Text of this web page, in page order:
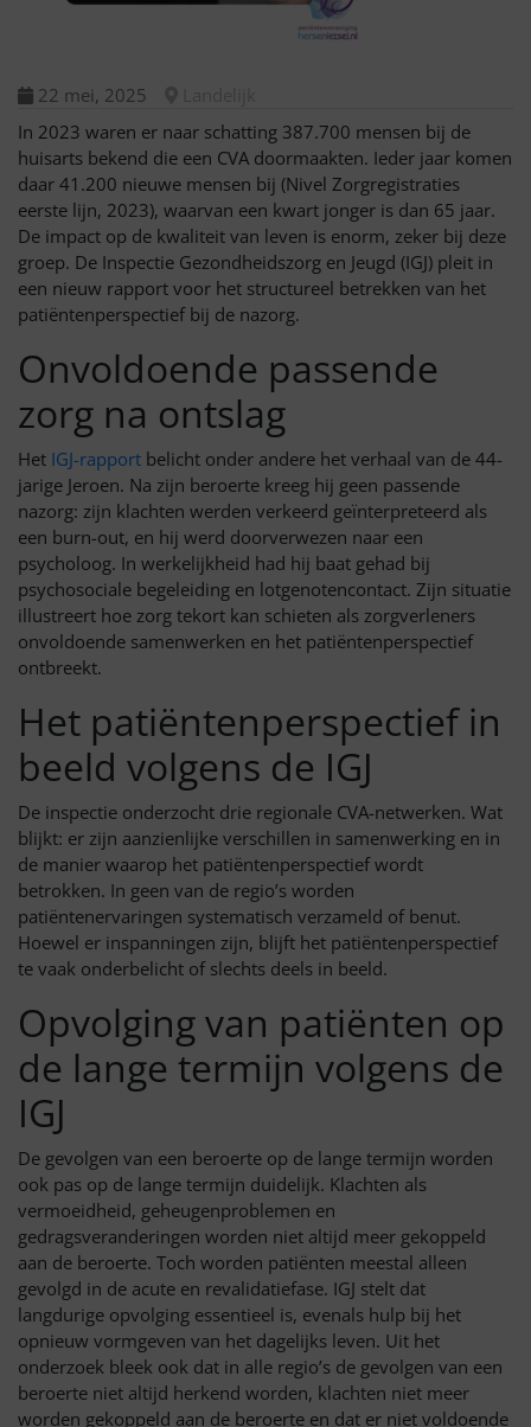
22 mei, 2025
In 2023 waren er naar schatting 387.700 mensen bij de
huisarts bekend die een CVA doormaakten. Ieder jaar komen
daar 41.200 nieuwe mensen bij (Nivel Zorgregistraties
eerste lijn, 2023), waarvan een kwart jonger is dan 65 jaar.
De impact op de kwaliteit van leven is enorm, zeker bij deze
groep. De Inspectie Gezondheidszorg en Jeugd (IGJ) pleit in
een nieuw rapport voor het structureel betrekken van het
patiëntenperspectief bij de nazorg.
Onvoldoende passende
zorg na ontslag
Het IGJ-rapport belicht onder andere het verhaal van de 44-
jarige Jeroen. Na zijn beroerte kreeg hij geen passende
nazorg: zijn klachten werden verkeerd geïnterpreteerd als
een burn-out, en hij werd doorverwezen naar een
psycholoog. In werkelijkheid had hij baat gehad bij
psychosociale begeleiding en lotgenotencontact. Zijn situatie
illustreert hoe zorg tekort kan schieten als zorgverleners
onvoldoende samenwerken en het patiëntenperspectief
ontbreekt.
Het patiëntenperspectief in
beeld volgens de IGJ
De inspectie onderzocht drie regionale CVA-netwerken. Wat
blijkt: er zijn aanzienlijke verschillen in samenwerking en in
de manier waarop het patiëntenperspectief wordt
betrokken. In geen van de regio’s worden
patiëntenervaringen systematisch verzameld of benut.
Hoewel er inspanningen zijn, blijft het patiëntenperspectief
te vaak onderbelicht of slechts deels in beeld.
Opvolging van patiënten op
de lange termijn volgens de
IGJ
De gevolgen van een beroerte op de lange termijn worden
ook pas op de lange termijn duidelijk. Klachten als
vermoeidheid, geheugenproblemen en
gedragsveranderingen worden niet altijd meer gekoppeld
aan de beroerte. Toch worden patiënten meestal alleen
gevolgd in de acute en revalidatiefase. IGJ stelt dat
langdurige opvolging essentieel is, evenals hulp bij het
opnieuw vormgeven van het dagelijks leven. Uit het
onderzoek bleek ook dat in alle regio’s de gevolgen van een
beroerte niet altijd herkend worden, klachten niet meer
worden gekoppeld aan de beroerte en dat er niet voldoende